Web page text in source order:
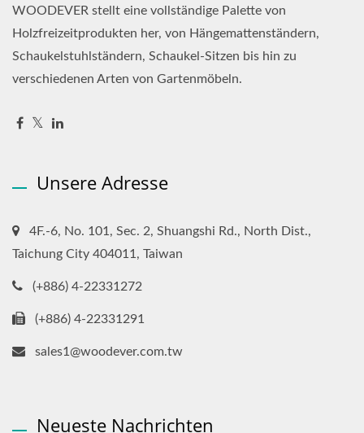
WOODEVER stellt eine vollständige Palette von
Holzfreizeitprodukten her, von Hängemattenständern,
Schaukelstuhlständern, Schaukel-Sitzen bis hin zu
verschiedenen Arten von Gartenmöbeln.
Unsere Adresse
4F.-6, No. 101, Sec. 2, Shuangshi Rd., North Dist.,
Taichung City 404011, Taiwan
(+886) 4-22331272
(+886) 4-22331291
sales1@woodever.com.tw
Neueste Nachrichten